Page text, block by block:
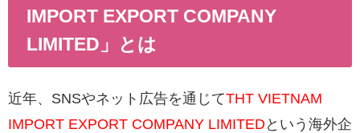
IMPORT EXPORT COMPANY
LIMITED」とは
近年、SNSやネット広告を通じてTHT VIETNAM
IMPORT EXPORT COMPANY LIMITEDという海外企